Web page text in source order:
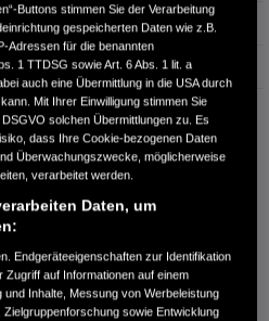
01.2018
Limousine
Buttons stimmen Sie der Verarbeitung
gespeicherten Daten wie z.B.
Adressen für die benannten
1 TTDSG sowie Art. 6 Abs. 1 lit. a
auch eine Übermittlung in die USA durch
Mit Ihrer Einwilligung stimmen Sie
solchen Übermittlungen zu. Es
dass Ihre Cookie-bezogenen Daten
Überwachungszwecke, möglicherweise
verarbeitet werden.
Daten, um
Endgeräteeigenschaften zur Identifikation
auf Informationen auf einem
Inhalte, Messung von Werbeleistung
sowie Entwicklung